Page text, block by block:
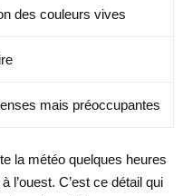
des couleurs vives
mais préoccupantes
la météo quelques heures
l’ouest. C’est ce détail qui